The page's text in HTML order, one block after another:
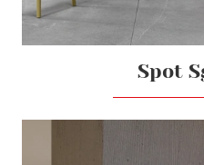
Spot